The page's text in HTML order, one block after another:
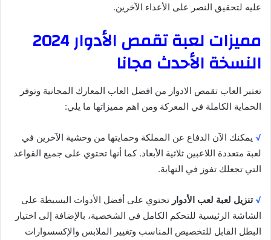
عليه لتحقيق النصر على الأعداء الآخرين.
مميزات لعبة تقمص الأدوار 2024
النسخة الأحدث مجانا
تعتبر العاب تقمص الادوار من افضل العاب المعارك المجانية وتوفر
الحماية الكاملة في المعركة ومن اهم مميزاتها ما يلي:
√ يمكنك الآن الدفاع عن المملكة وحمايتها من وحشية الآخرين في
لعبة متعددة اللاعبين ثلاثية الأبعاد. كما أنها تحتوي على جميع القواعد
التي تجعلك تفوز في النهاية.
√ تنزيل لعبة لعب الأدوار تحتوي على أفضل الأدوات البسيطة على
الشاشة الرئيسية للتحكم الكامل في الشخصية، بالإضافة إلى اختيار
البطل القابل للتخصيص المناسب وتغيير الملابس والإكسسوارات